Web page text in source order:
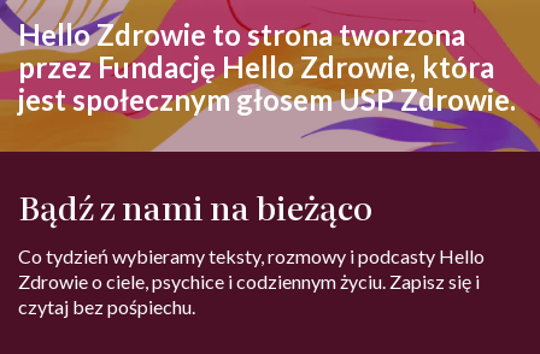
Hello Zdrowie to strona tworzona
przez Fundację Hello Zdrowie, która
jest społecznym głosem USP Zdrowie.
Bądź z nami na bieżąco
Co tydzień wybieramy teksty, rozmowy i podcasty Hello
Zdrowie o ciele, psychice i codziennym życiu. Zapisz się i
czytaj bez pośpiechu.